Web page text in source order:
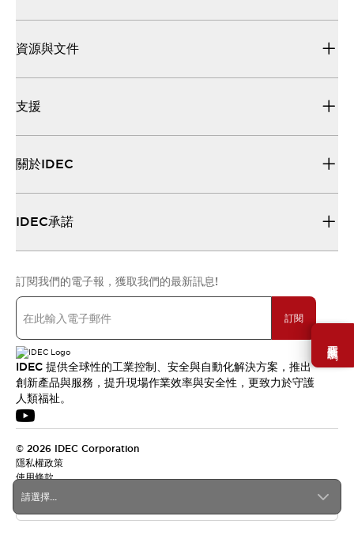
需要幫助嗎？
請選擇...
資源與文件
支援
關於IDEC
IDEC承諾
訂閱我們的電子報，獲取我們的最新訊息!
訂閱
IDEC 提供全球性的工業控制、安全與自動化解決方案，推出
創新產品與服務，提升現場作業效率與安全性，更致力於守護
人類福祉。
© 2026 IDEC Corporation
隱私權政策
使用條款
台灣